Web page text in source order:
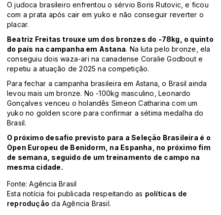
O judoca brasileiro enfrentou o sérvio Boris Rutovic, e ficou
com a prata após cair em yuko e não conseguir reverter o
placar.
Beatriz Freitas trouxe um dos bronzes do -78kg, o quinto
do país na campanha em Astana. Na luta pelo bronze, ela
conseguiu dois waza-ari na canadense Coralie Godbout e
repetiu a atuação de 2025 na competição.
Para fechar a campanha brasileira em Astana, o Brasil ainda
levou mais um bronze. No -100kg masculino, Leonardo
Gonçalves venceu o holandês Simeon Catharina com um
yuko no golden score para confirmar a sétima medalha do
Brasil.
O próximo desafio previsto para a Seleção Brasileira é o
Open Europeu de Benidorm, na Espanha, no próximo fim
de semana, seguido de um treinamento de campo na
mesma cidade.
Fonte: Agência Brasil
Esta notícia foi publicada respeitando as políticas de
reprodução da Agência Brasil.